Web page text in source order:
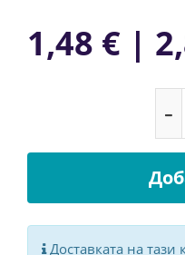
1,48 € |
Доставката на